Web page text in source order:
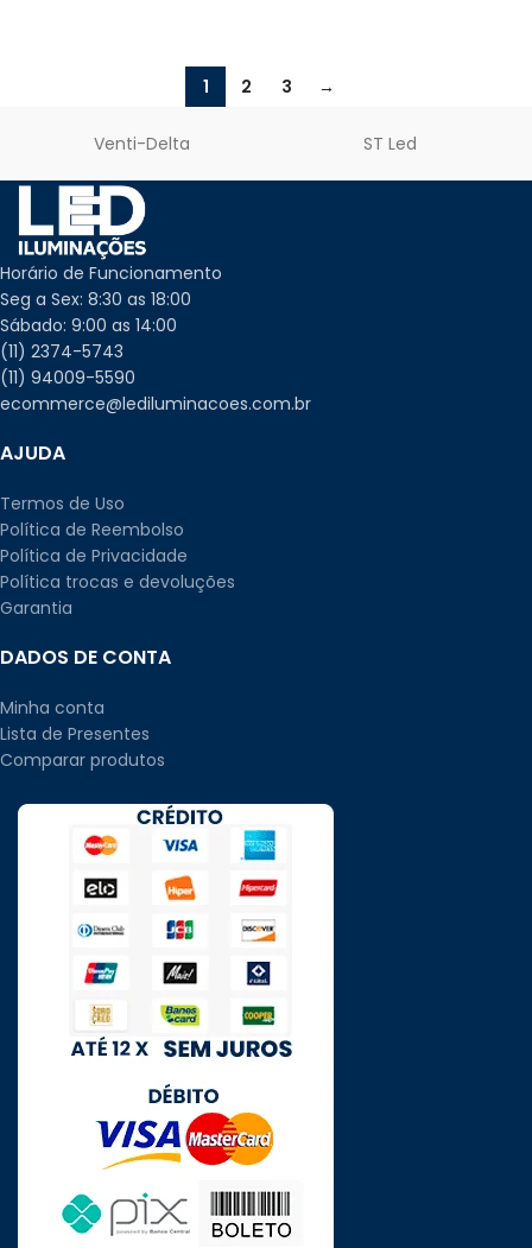
1 2 3 →
Venti-Delta ST Led
Horário de Funcionamento
Seg a Sex: 8:30 as 18:00
Sábado: 9:00 as 14:00
(11) 2374-5743
(11) 94009-5590
ecommerce@lediluminacoes.com.br
AJUDA
Termos de Uso
Política de Reembolso
Política de Privacidade
Política trocas e devoluções
Garantia
DADOS DE CONTA
Minha conta
Lista de Presentes
Comparar produtos